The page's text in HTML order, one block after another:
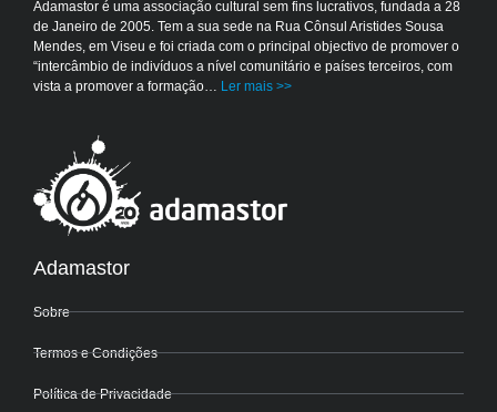
Adamastor é uma associação cultural sem fins lucrativos, fundada a 28
de Janeiro de 2005. Tem a sua sede na Rua Cônsul Aristides Sousa
Mendes, em Viseu e foi criada com o principal objectivo de promover o
“intercâmbio de indivíduos a nível comunitário e países terceiros, com
vista a promover a formação… Ler mais >>
Adamastor
Sobre
Termos e Condições
Política de Privacidade